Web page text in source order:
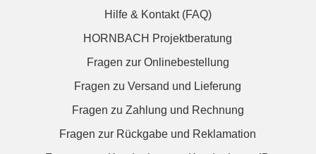
Hilfe & Kontakt (FAQ)
HORNBACH Projektberatung
Fragen zur Onlinebestellung
Fragen zu Versand und Lieferung
Fragen zu Zahlung und Rechnung
Fragen zur Rückgabe und Reklamation